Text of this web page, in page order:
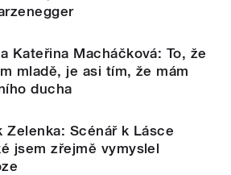
Kateřina Macháčková: To, že
mladě, je asi tím, že mám
ducha
Zelenka: Scénář k Lásce
jsem zřejmě vymyslel